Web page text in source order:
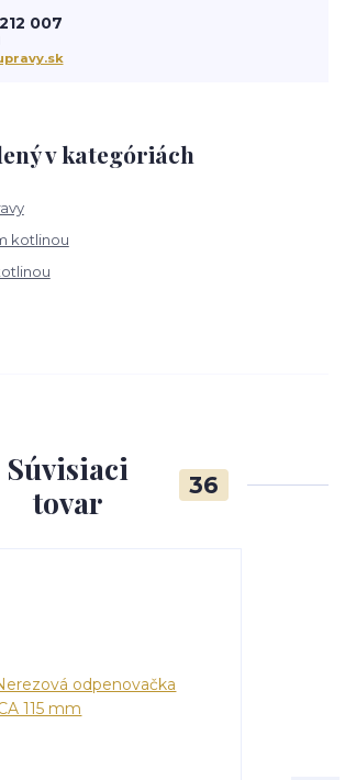
v kategóriách
kotlinou
007
Súvisiaci
tovar
36